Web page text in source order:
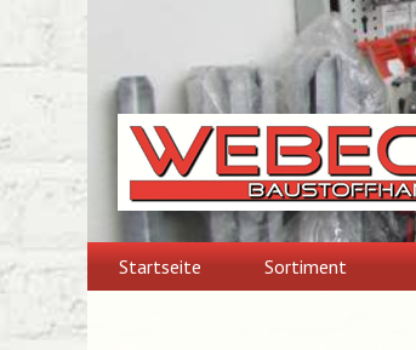
content
Startseite Sortiment